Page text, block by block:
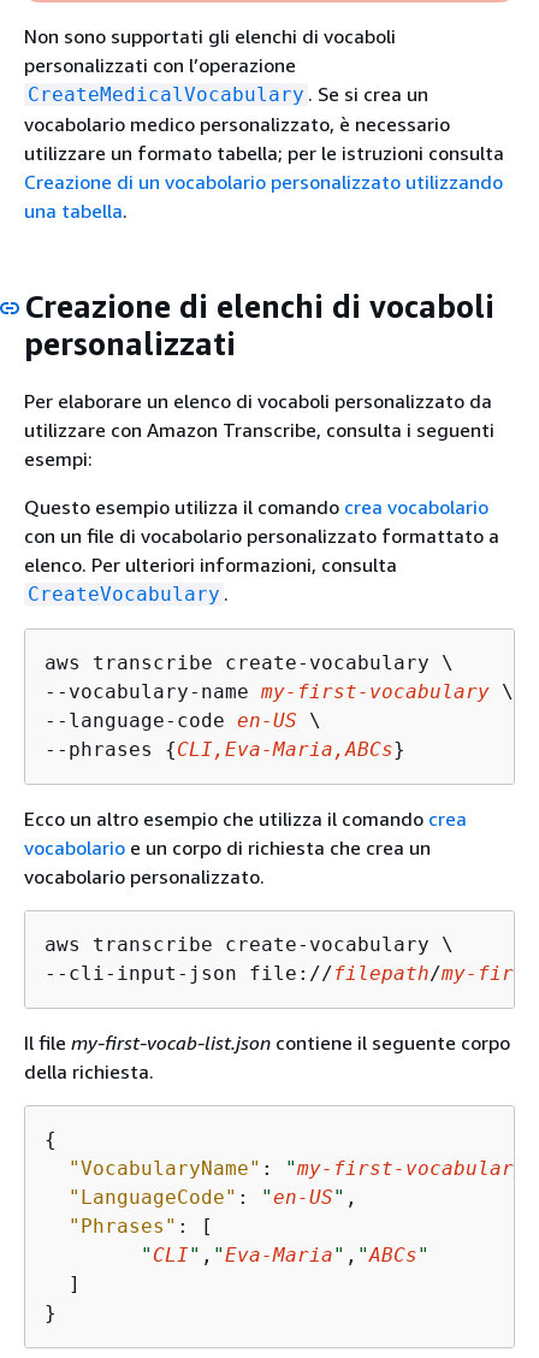
Non sono supportati gli elenchi di vocaboli
personalizzati con l’operazione
CreateMedicalVocabulary . Se si crea un
vocabolario medico personalizzato, è necessario
utilizzare un formato tabella; per le istruzioni consulta
Creazione di un vocabolario personalizzato utilizzando
una tabella.
Creazione di elenchi di vocaboli
personalizzati
Per elaborare un elenco di vocaboli personalizzato da
utilizzare con Amazon Transcribe, consulta i seguenti
esempi:
Questo esempio utilizza il comando crea vocabolario
con un file di vocabolario personalizzato formattato a
elenco. Per ulteriori informazioni, consulta
CreateVocabulary .
aws transcribe create-vocabulary \
--vocabulary-name my-first-vocabulary \
--language-code en-US \
--phrases {CLI,Eva-Maria,ABCs}
Ecco un altro esempio che utilizza il comando crea
vocabolario e un corpo di richiesta che crea un
vocabolario personalizzato.
aws transcribe create-vocabulary \
--cli-input-json file://filepath/my-
Il file my-first-vocab-list.json contiene il seguente corpo
della richiesta.
{
"VocabularyName" : "my-first-vocabulary
"LanguageCode" : "en-US" ,
"Phrases" : [
" CLI" , "Eva-Maria" , "ABCs"
  ]
}